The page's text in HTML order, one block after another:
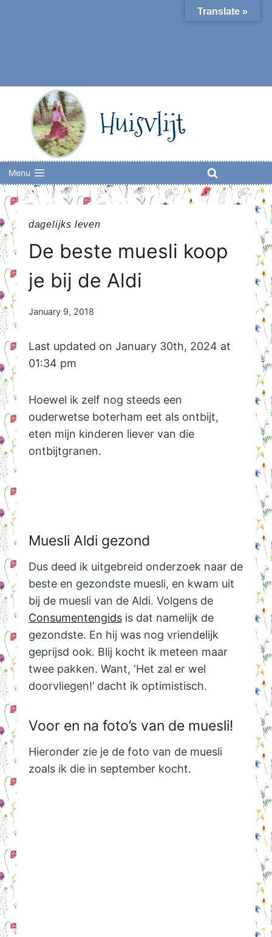
Huisvlijt
Menu
dagelijks leven
De beste muesli koop
je bij de Aldi
By
January 9, 2018
Last updated on January 30th, 2024 at
01:34 pm
Hoewel ik zelf nog steeds een
ouderwetse boterham eet als ontbijt,
eten mijn kinderen liever van die
ontbijtgranen.
Muesli Aldi gezond
Dus deed ik uitgebreid onderzoek naar de
beste en gezondste muesli, en kwam uit
bij de muesli van de Aldi. Volgens de
Consumentengidsis dat namelijk de
gezondste. En hij was nog vriendelijk
geprijsd ook. Blij kocht ik meteen maar
twee pakken. Want, ‘Het zal er wel
doorvliegen!’ dacht ik optimistisch.
Voor en na foto’s van de muesli!
Hieronder zie je de foto van de muesli
zoals ik die in september kocht.
Translate »